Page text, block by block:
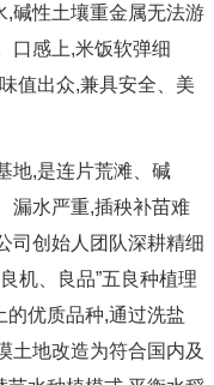
,碱性土壤重金属无法游
口感上,米饭软弹细
值出众,兼具安全、美
地,是连片荒滩、碱
漏水严重,插秧补苗难
司创始人团队深耕精细
机、良品”五良种植理
的优质品种,通过洗盐
土地改造为符合国内及